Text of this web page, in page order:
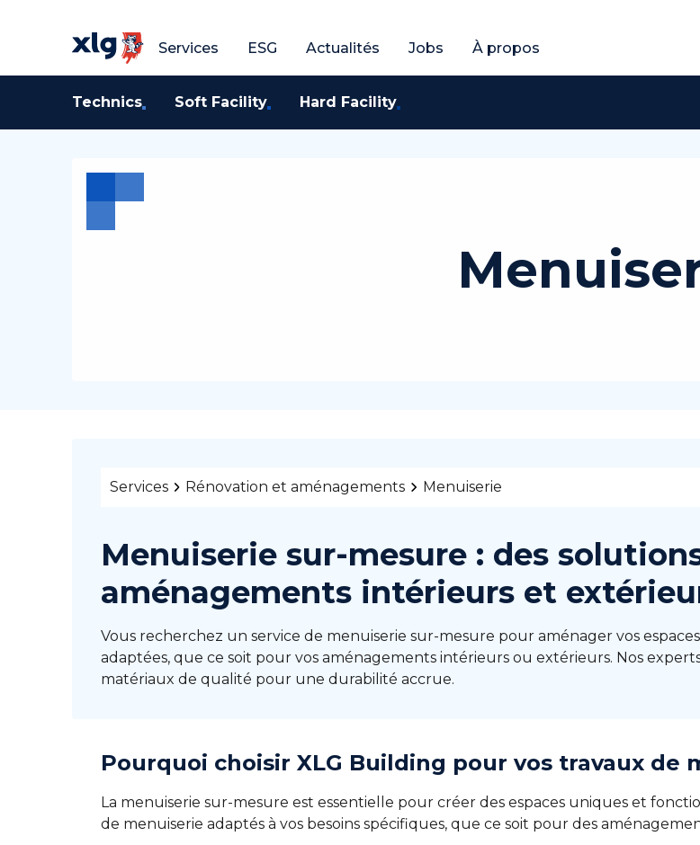
Services ESG Actualités Jobs À propos
Technics Soft Facility Hard Facility
Services Rénovation et aménagements Menuiserie
Menuiserie sur-mesure : des
aménagements intérieurs et
Vous recherchez un service de menuiserie sur-mesure pour aménager vos
adaptées, que ce soit pour vos aménagements intérieurs ou extérieurs. Nos
matériaux de qualité pour une durabilité accrue.
Pourquoi choisir XLG Building pour vos travaux de
La menuiserie sur-mesure est essentielle pour créer des espaces uniques et
de menuiserie adaptés à vos besoins spécifiques, que ce soit pour des